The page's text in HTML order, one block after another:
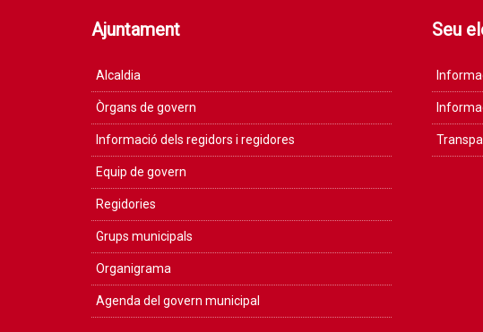
Ajuntament
Alcaldia
Òrgans de govern
Informació dels regidors i regidores
Equip de govern
Regidories
Grups municipals
Organigrama
Agenda del govern municipal
Seu